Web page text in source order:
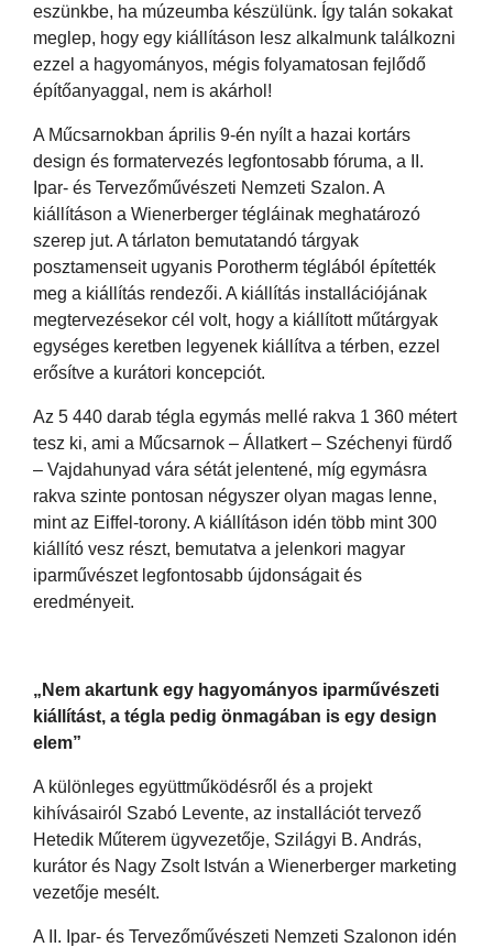
eszünkbe, ha múzeumba készülünk. Így talán sokakat
meglep, hogy egy kiállításon lesz alkalmunk találkozni
ezzel a hagyományos, mégis folyamatosan fejlődő
építőanyaggal, nem is akárhol!
A Műcsarnokban április 9-én nyílt a hazai kortárs
design és formatervezés legfontosabb fóruma, a II.
Ipar- és Tervezőművészeti Nemzeti Szalon. A
kiállításon a Wienerberger tégláinak meghatározó
szerep jut. A tárlaton bemutatandó tárgyak
posztamenseit ugyanis Porotherm téglából építették
meg a kiállítás rendezői. A kiállítás installációjának
megtervezésekor cél volt, hogy a kiállított műtárgyak
egységes keretben legyenek kiállítva a térben, ezzel
erősítve a kurátori koncepciót.
Az 5 440 darab tégla egymás mellé rakva 1 360 métert
tesz ki, ami a Műcsarnok – Állatkert – Széchenyi fürdő
– Vajdahunyad vára sétát jelentené, míg egymásra
rakva szinte pontosan négyszer olyan magas lenne,
mint az Eiffel-torony. A kiállításon idén több mint 300
kiállító vesz részt, bemutatva a jelenkori magyar
iparművészet legfontosabb újdonságait és
eredményeit.
„Nem akartunk egy hagyományos iparművészeti
kiállítást, a tégla pedig önmagában is egy design
elem”
A különleges együttműködésről és a projekt
kihívásairól Szabó Levente, az installációt tervező
Hetedik Műterem ügyvezetője, Szilágyi B. András,
kurátor és Nagy Zsolt István a Wienerberger marketing
vezetője mesélt.
A II. Ipar- és Tervezőművészeti Nemzeti Szalonon idén